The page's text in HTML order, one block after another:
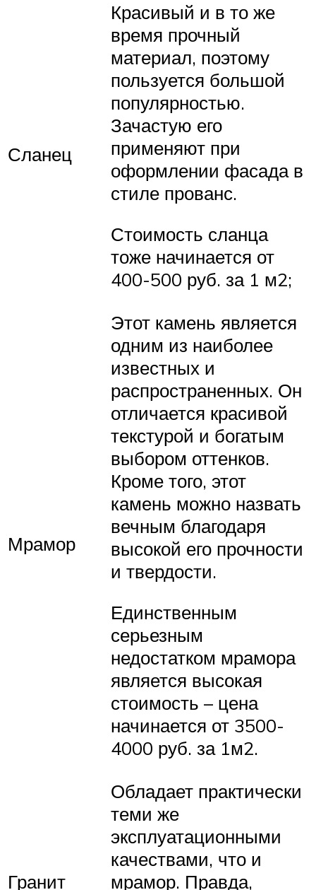
Сланец
Красивый и в то же
время прочный
материал, поэтому
пользуется большой
популярностью.
Зачастую его
применяют при
оформлении фасада в
стиле прованс.
Стоимость сланца
тоже начинается от
400-500 руб. за 1 м2;
Мрамор
Этот камень является
одним из наиболее
известных и
распространенных. Он
отличается красивой
текстурой и богатым
выбором оттенков.
Кроме того, этот
камень можно назвать
вечным благодаря
высокой его прочности
и твердости.
Единственным
серьезным
недостатком мрамора
является высокая
стоимость – цена
начинается от 3500-
4000 руб. за 1м2.
Гранит
Обладает практически
теми же
эксплуатационными
качествами, что и
мрамор. Правда,